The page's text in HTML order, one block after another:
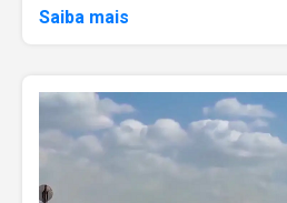
Saiba mais